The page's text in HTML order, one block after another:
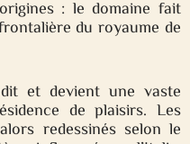
: le domaine fait
du royaume de
et devient une vaste
de plaisirs. Les
redessinés selon le